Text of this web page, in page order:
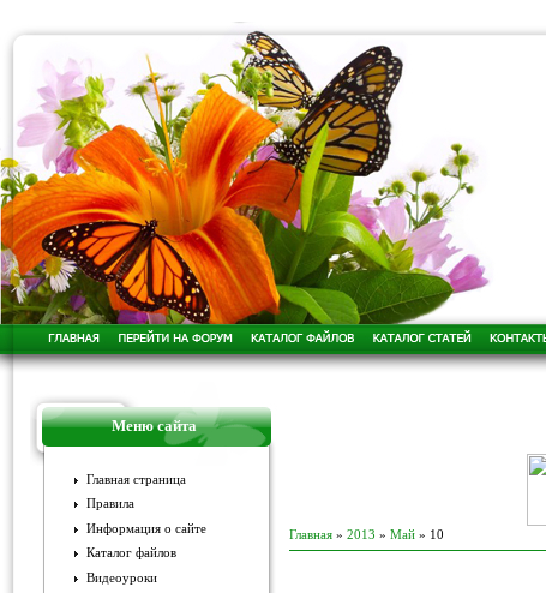
Меню сайта
Главная страница
Правила
Информация о сайте
Каталог файлов
Видеоуроки
Главная » 2013 » Май » 10